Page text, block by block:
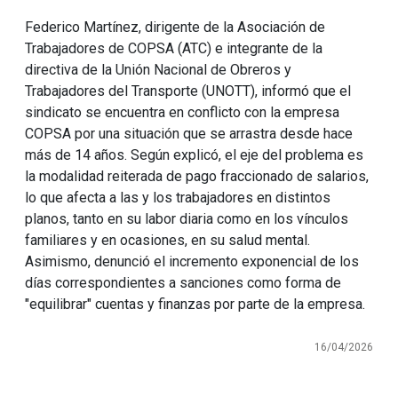
Federico Martínez, dirigente de la Asociación de
Trabajadores de COPSA (ATC) e integrante de la
directiva de la Unión Nacional de Obreros y
Trabajadores del Transporte (UNOTT), informó que el
sindicato se encuentra en conflicto con la empresa
COPSA por una situación que se arrastra desde hace
más de 14 años. Según explicó, el eje del problema es
la modalidad reiterada de pago fraccionado de salarios,
lo que afecta a las y los trabajadores en distintos
planos, tanto en su labor diaria como en los vínculos
familiares y en ocasiones, en su salud mental.
Asimismo, denunció el incremento exponencial de los
días correspondientes a sanciones como forma de
"equilibrar" cuentas y finanzas por parte de la empresa.
16/04/2026